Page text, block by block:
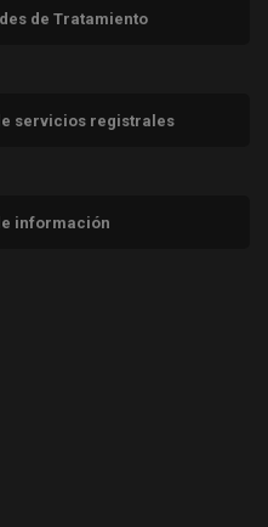
de Tratamiento
servicios registrales
información